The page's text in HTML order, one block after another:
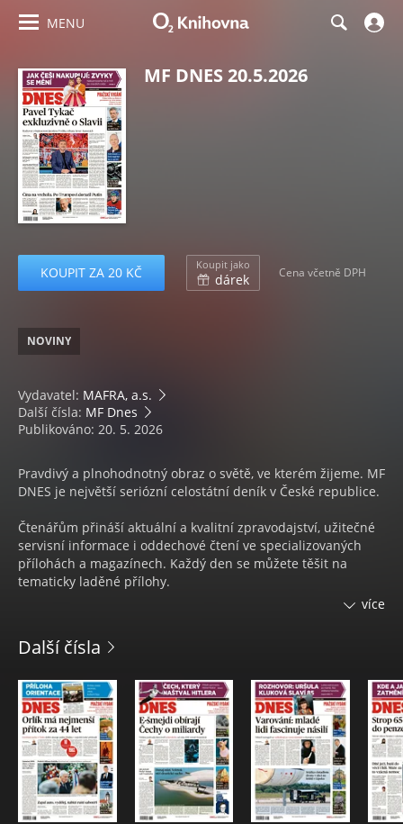
MENU
MF DNES 20.5.2026
KOUPIT ZA 20 KČ Koupit jako
dárek Cena včetně DPH
NOVINY
Vydavatel: MAFRA, a.s.
Další čísla: MF Dnes
Publikováno: 20. 5. 2026
Pravdivý a plnohodnotný obraz o světě, ve kterém žijeme. MF
DNES je největší seriózní celostátní deník v České republice.
Čtenářům přináší aktuální a kvalitní zpravodajství, užitečné
servisní informace i oddechové čtení ve specializovaných
přílohách a magazínech. Každý den se můžete těšit na
tematicky laděné přílohy.
• Pondělí s nejčtenějším ženským časopisem
spotřebitelskými
TESTY KVALITY
• Středa s inspirací pro váš domov a zahradu vDOMA DNES
• Čtvrtek s televizním programemMagazín DNES+TV
• Pátek se mohou čtenáři těšit na časopisDNES Speciál
• Sobota se spoustou zajímavého čtení na volné dny ve
Víkend DNES a v Orientaci Lidových novin.
více
Další čísla